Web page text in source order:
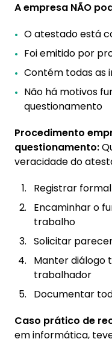
A empresa NÃO
O atestado está
Foi emitido por
Contém todas as
Não há motivos
questionamento
Procedimento
questionamento:
veracidade do
Registrar
Encaminhar o
trabalho
Solicitar
Manter diálogo
trabalhador
Documentar
Caso prático de
em informática,